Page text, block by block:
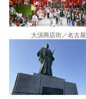
大須商店街／名古屋